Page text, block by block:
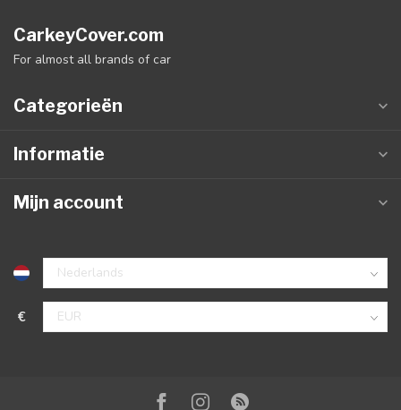
CarkeyCover.com
For almost all brands of car
Categorieën
Informatie
Mijn account
€